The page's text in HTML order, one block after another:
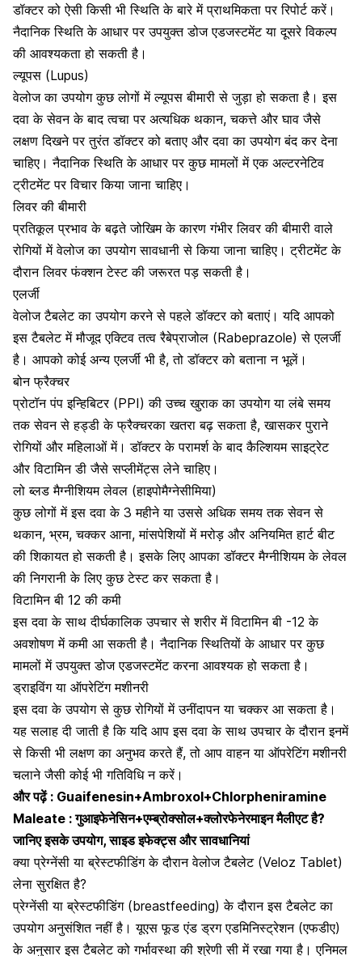
डॉक्टर को ऐसी किसी भी स्थिति के बारे में प्राथमिकता पर रिपोर्ट करें।
नैदानिक ​​स्थिति के आधार पर उपयुक्त डोज एडजस्टमेंट या दूसरे विकल्प
की आवश्यकता हो सकती है।
ल्यूपस (Lupus)
वेलोज का उपयोग कुछ लोगों मेंल्यूपस बीमारीसे जुड़ा हो सकता है। इस
दवा के सेवन के बाद त्वचा पर अत्यधिक थकान, चकत्ते और घाव जैसे
लक्षण दिखने पर तुरंत डॉक्टर को बताए और दवा का उपयोग बंद कर देना
चाहिए। नैदानिक ​​स्थिति के आधार पर कुछ मामलों में एक अल्टरनेटिव
ट्रीटमेंट पर विचार किया जाना चाहिए।
लिवर की बीमारी
प्रतिकूल प्रभाव के बढ़ते जोखिम के कारण गंभीरलिवर की बीमारी वाले
रोगियों में वेलोज का उपयोग सावधानी से किया जाना चाहिए। ट्रीटमेंट के
दौरान लिवर फंक्शन टेस्ट की जरूरत पड़ सकती है।
एलर्जी
वेलोज टैबलेट का उपयोग करने से पहले डॉक्टर को बताएं। यदि आपको
इस टैबलेट में मौजूद एक्टिव तत्वरैबेप्राजोल (Rabeprazole) से एलर्जी
है। आपको कोई अन्य एलर्जी भी है, तो डॉक्टर को बताना न भूलें।
बोन फ्रैक्चर
प्रोटॉन पंप इन्हिबिटर (PPI) की उच्च खुराक का उपयोग या लंबे समय
तक सेवन सेहड्डी के फ्रैक्चरका खतरा बढ़ सकता है, खासकर पुराने
रोगियों और महिलाओं में। डॉक्टर के परामर्श के बाद कैल्शियम साइट्रेट
औरविटामिन डी जैसे सप्लीमेंट्स लेने चाहिए।
लो ब्लड मैग्नीशियम लेवल (हाइपोमैग्नेसीमिया)
कुछ लोगों में इस दवा के 3 महीने या उससे अधिक समय तक सेवन से
थकान, भ्रम, चक्कर आना, मांसपेशियों में मरोड़ और अनियमित हार्ट बीट
की शिकायत हो सकती है। इसके लिए आपका डॉक्टर मैग्नीशियम के लेवल
की निगरानी के लिए कुछ टेस्ट कर सकता है।
विटामिन बी 12 की कमी
इस दवा के साथ दीर्घकालिक उपचार से शरीर मेंविटामिन बी -12के
अवशोषण में कमी आ सकती है। नैदानिक ​​स्थितियों के आधार पर कुछ
मामलों में उपयुक्त डोज एडजस्टमेंट करना आवश्यक हो सकता है।
ड्राइविंग या ऑपरेटिंग मशीनरी
इस दवा के उपयोग से कुछ रोगियों में उनींदापन या चक्कर आ सकता है।
यह सलाह दी जाती है कि यदि आप इस दवा के साथ उपचार के दौरान इनमें
से किसी भी लक्षण का अनुभव करते हैं, तो आप वाहन या ऑपरेटिंग मशीनरी
चलाने जैसी कोई भी गतिविधि न करें।
और पढ़ें : Guaifenesin+Ambroxol+Chlorpheniramine
Maleate : गुआइफेनेसिन+एम्ब्रोक्सोल+क्लोरफेनेरमाइन मैलीएट है?
जानिए इसके उपयोग, साइड इफेक्ट्स और सावधानियां
क्या प्रेग्नेंसी या ब्रेस्टफीडिंग के दौरान वेलोज टैबलेट (Veloz Tablet)
लेना सुरक्षित है?
प्रेग्नेंसी या ब्रेस्टफीडिंग (breastfeeding) के दौरान इस टैबलेट का
उपयोग अनुसंशित नहीं है। यूएस फूड एंड ड्रग एडमिनिस्ट्रेशन (एफडीए)
के अनुसार इस टैबलेट को गर्भावस्था की श्रेणी सी में रखा गया है। एनिमल